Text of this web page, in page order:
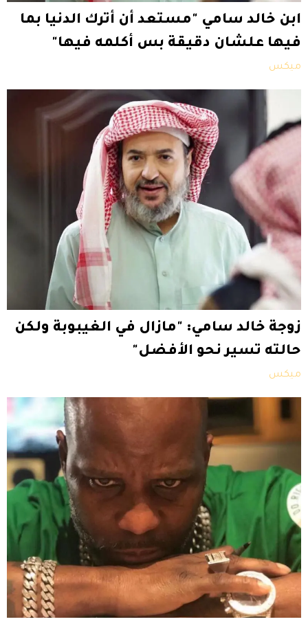
ابن خالد سامي "مستعد أن أترك الدنيا بما
فيها علشان دقيقة بس أكلمه فيها"
ميكس
زوجة خالد سامي: "مازال في الغيبوبة ولكن
حالته تسير نحو الأفضل"
ميكس